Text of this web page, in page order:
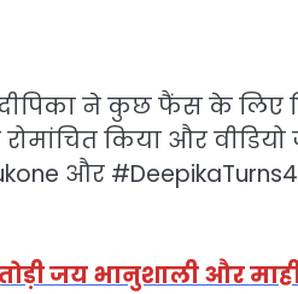
ने कुछ फैंस के लिए
किया और वीडियो
और
जय भानुशाली और